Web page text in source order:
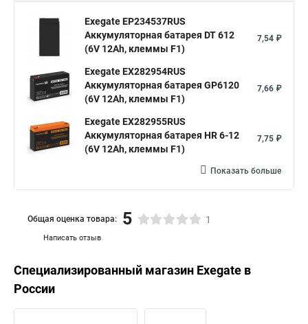
Exegate EP234537RUS
Аккумуляторная батарея DT 612
(6V 12Ah, клеммы F1)
7,54 ₽
Exegate EX282954RUS
Аккумуляторная батарея GP6120
(6V 12Ah, клеммы F1)
7,66 ₽
Exegate EX282955RUS
Аккумуляторная батарея HR 6-12
(6V 12Ah, клеммы F1)
7,75 ₽
Показать больше
Написать отзыв
Общая оценка товара: 5 1
Специализированный магазин Exegate в
России